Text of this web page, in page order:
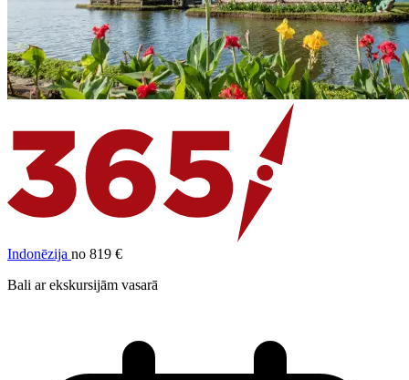
Indonēzija no 819 €
Bali ar ekskursijām vasarā